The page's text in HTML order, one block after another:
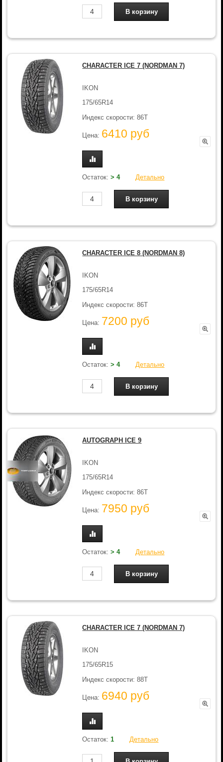
CHARACTER ICE 7 (NORDMAN 7)
IKON
175/65R14
Индекс скорости: 86T
Цена: 6410 руб
Остаток:> 4 Детально
CHARACTER ICE 8 (NORDMAN 8)
IKON
175/65R14
Индекс скорости: 86T
Цена: 7200 руб
Остаток:> 4 Детально
AUTOGRAPH ICE 9
IKON
175/65R14
Индекс скорости: 86T
Цена: 7950 руб
Остаток:> 4 Детально
CHARACTER ICE 7 (NORDMAN 7)
IKON
175/65R15
Индекс скорости: 88T
Цена: 6940 руб
Остаток: 1 Детально